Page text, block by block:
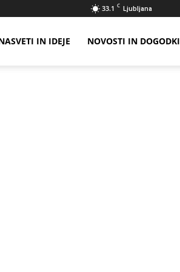
33.1 C Ljubljana
IN IDEJE NOVOSTI IN DOGODKI